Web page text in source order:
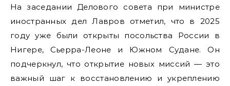
На заседании Делового совета при министре
иностранных дел Лавров отметил, что в 2025
году уже были открыты посольства России в
Нигере, Сьерра-Леоне и Южном Судане. Он
подчеркнул, что открытие новых миссий — это
важный шаг к восстановлению и укреплению